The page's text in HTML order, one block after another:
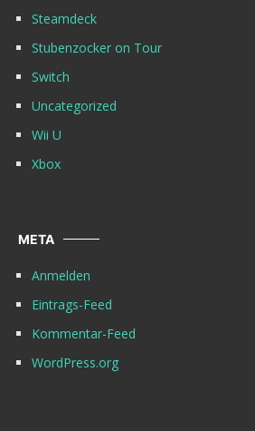
Steamdeck
Stubenzocker on Tour
Switch
Uncategorized
Wii U
Xbox
META
Anmelden
Eintrags-Feed
Kommentar-Feed
WordPress.org